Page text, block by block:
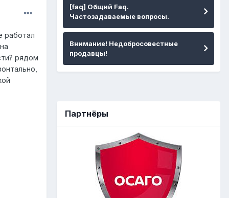
работал
рядом
[faq] Общий Faq.
Частозадаваемые вопросы.
Внимание! Недобросовестные
продавцы!
Партнёры